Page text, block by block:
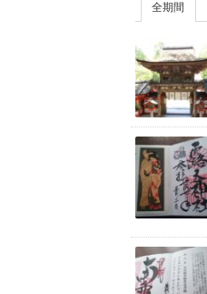
全期間